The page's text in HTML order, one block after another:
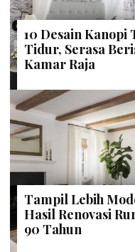
10 Desain Kanopi
Tidur, Serasa
Kamar Raja
Tampil Lebih
Hasil Renovasi
90 Tahun